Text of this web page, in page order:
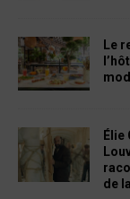
Le
Élie
de